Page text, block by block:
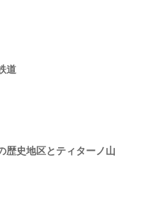
道
歴史地区とティターノ山